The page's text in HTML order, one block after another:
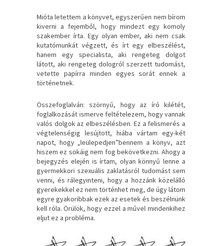
Mióta letettem a könyvet, egyszerűen nem bírom
kiverni a fejemből, hogy mindezt egy komoly
szakember írta. Egy olyan ember, aki nem csak
kutatómunkát végzett, és írt egy elbeszélést,
hanem egy specialista, aki rengeteg dolgot
látott, aki rengeteg dologról szerzett tudomást,
vetette papírra minden egyes sorát ennek a
történetnek.
Összefoglalván: szörnyű, hogy az író kilétét,
foglalkozását ismerve feltételezem, hogy vannak
valós dolgok az elbeszélésben. Ez a felismerés a
végtelenségig lesújtott, hiába vártam egy-két
napot, hogy „leülepedjen”bennem a könyv, azt
hiszem ez sokáig nem fog bekövetkezni. Ahogy a
bejegyzés elején is írtam, olyan könnyű lenne a
gyermekkori szexuális zaklatásról tudomást sem
venni, és rálegyinteni, hogy a hozzánk közelálló
gyerekekkel ez nem történhet meg, de úgy látom
egyre gyakoribbak ezek az esetek és beszélnünk
kell róla. Örülök, hogy ezzel a művel mindenkihez
eljut ez a probléma.